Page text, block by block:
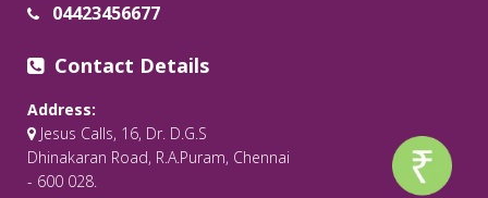
04423456677
Contact Details
Address:
Jesus Calls, 16, Dr. D.G.S
Dhinakaran Road, R.A.Puram, Chennai
- 600 028.